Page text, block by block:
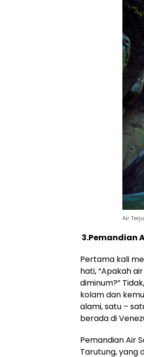
Air
3.Pemandian
Pertama kali
hati, “Apakah
diminum?”
kolam dan
alami, satu –
berada di
Pemandian Air
Tarutung, yang